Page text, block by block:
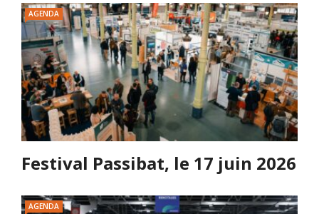
AGENDA
Festival Passibat, le 17 juin 2026
AGENDA